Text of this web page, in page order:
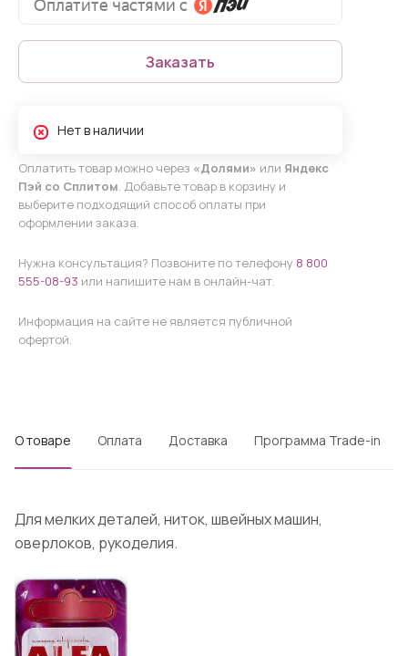
Заказать
Нет в наличии
Оплатить товар можно через «Долями» или Яндекс
Пэй со Сплитом. Добавьте товар в корзину и
выберите подходящий способ оплаты при
оформлении заказа.
Нужна консультация? Позвоните по телефону 8 800
555-08-93 или напишите нам в онлайн-чат.
Информация на сайте не является публичной
офертой.
О товаре Оплата Доставка Программа Trade-in
Для мелких деталей, ниток, швейных машин,
оверлоков, рукоделия.